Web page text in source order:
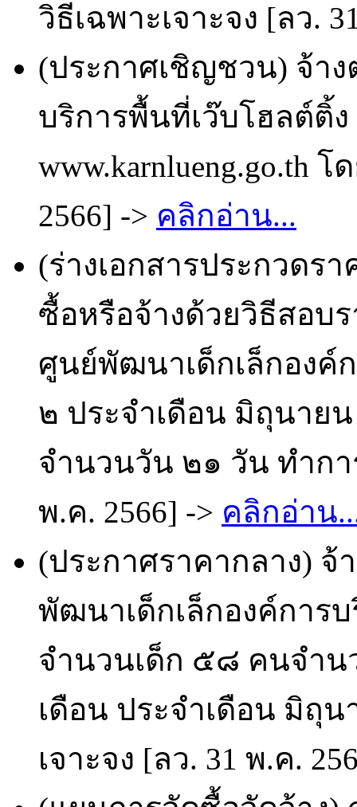
วิธีเฉพาะเจาะจง [ลว.
(ประกาศเชิญชวน) จ้า
บริการพื้นที่เว๊บโฮลต์ติ้
www.karnlueng.go.th
2566] -> คลิกอ่าน...
(ร่างเอกสารประกวดรา
ซื้อหรือจ้างด้วยวิธีสอบ
ศูนย์พัฒนาเด็กเล็กองค์
๒ ประจำเดือน มิถุนาย
จำนวนวัน ๒๑ วัน ทำกา
พ.ค. 2566] -> คลิกอ่าน
(ประกาศราคากลาง) จ้
พัฒนาเด็กเล็กองค์การ
จำนวนเด็ก ๕๘ คนจำน
เดือน ประจำเดือน มิถุ
เจาะจง [ลว. 31 พ.ค.